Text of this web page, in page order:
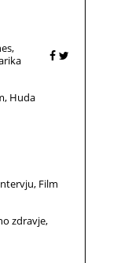
Huda
Film
zdravje